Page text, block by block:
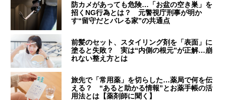
防カメがあっても危険…「お盆の空き巣」を
招くNG行為とは？ 元警視庁刑事が明か
す“留守だとバレる家”の共通点
前髪のセット、スタイリング剤を「表面」に
塗ると失敗？ 実は“内側の根元”が正解…崩
れない整え方とは
旅先で「常用薬」を切らした…薬局で何を伝
える？ “あると助かる情報”とお薬手帳の活
用法とは【薬剤師に聞く】